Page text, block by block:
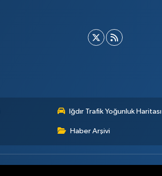
Iğdır Trafik Yoğunluk Haritası
Haber Arşivi